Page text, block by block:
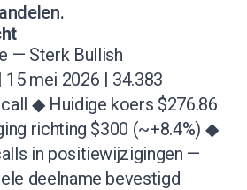
— Sterk Bullish
mei 2026 | 34.383
◆ Huidige koers $276.86
richting $300 (~+8.4%) ◆
in positiewijzigingen —
deelname bevestigd